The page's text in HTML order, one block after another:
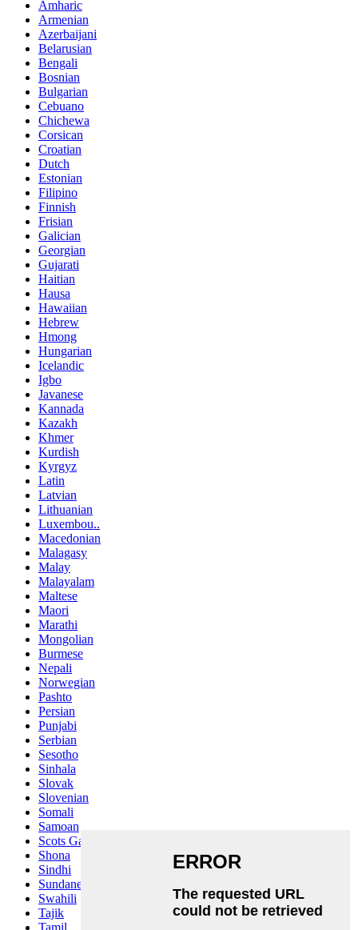
Amharic
Armenian
Azerbaijani
Belarusian
Bengali
Bosnian
Bulgarian
Cebuano
Chichewa
Corsican
Croatian
Dutch
Estonian
Filipino
Finnish
Frisian
Galician
Georgian
Gujarati
Haitian
Hausa
Hawaiian
Hebrew
Hmong
Hungarian
Icelandic
Igbo
Javanese
Kannada
Kazakh
Khmer
Kurdish
Kyrgyz
Latin
Latvian
Lithuanian
Luxembou..
Macedonian
Malagasy
Malay
Malayalam
Maltese
Maori
Marathi
Mongolian
Burmese
Nepali
Norwegian
Pashto
Persian
Punjabi
Serbian
Sesotho
Sinhala
Slovak
Slovenian
Somali
Samoan
Scots Gaelic
Shona
Sindhi
Sundanese
Swahili
Tajik